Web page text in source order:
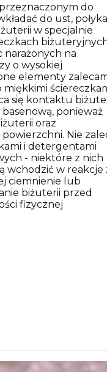
do
do ust,
w specjalnie
narażonych na
o wysokiej
elementy
się kontaktu
ponieważ
oraz
Nie
i detergentami
- niektóre z nich
wchodzić w reakcje
ciemnienie lub
biżuterii przed
fizycznej